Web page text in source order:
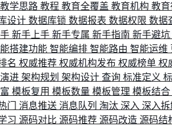
教学思路 教程 教育全覆盖 教育机构 教育
设计 数据库锁 数据报表 数据权限 数据
新手上手 新手专属 新手指南 新手避坑
搭建功能 智能编排 智能路由 智能运维
名 权威推荐 权威机构发布 权威榜单 权
进 架构规划 架构设计 查询 标准定义
模板复用 模板数量 模板管理 模板结合
门 消息推送 消息队列 淘汰 深入 深入拆
习 源码对比 源码推荐 源码改造 源码结